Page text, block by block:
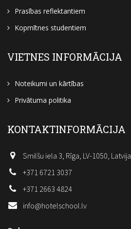
Prasības reflektantiem
Kopmītnes studentiem
VIETNES INFORMĀCIJA
Noteikumi un kārtības
Privātuma politika
KONTAKTINFORMĀCIJA
Smilšu iela 3, Rīga, LV-1050, Latvija
+371 6721 3037
+371 2663 4824
info@hotelschool.lv